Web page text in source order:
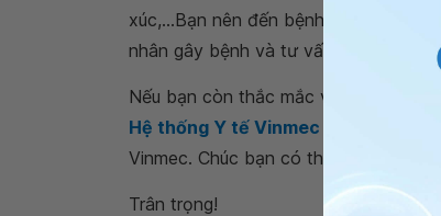
xúc,...Bạn nên đến bệnh viện để
nhân gây bệnh và tư vấn điều trị phù
Nếu bạn còn thắc mắc về ớn lạnh
Hệ thống Y tế Vinmec để kiểm tra
Vinmec. Chúc bạn có thật nhiều sức
Trân trọng!